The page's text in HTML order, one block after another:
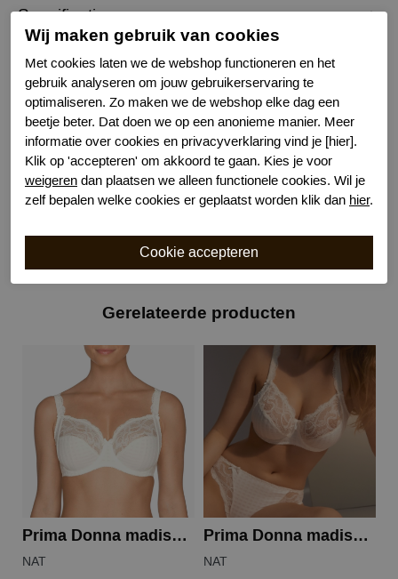
Specificaties
Merk
Prima Donna
Serie naam
Madison
Leveranciercode
0662125
Bestelcode
634401731
Kleur
Champagne
Wasvoorschrift
30 graden machinewas
Model
String
Gerelateerde producten
Prima Donna madison full cup wire bra
NAT
Prima Donna madison full cup wire bra
NAT
Wij maken gebruik van cookies
Met cookies laten we de webshop functioneren en het
gebruik analyseren om jouw gebruikerservaring te
optimaliseren. Zo maken we de webshop elke dag een
beetje beter. Dat doen we op een anonieme manier. Meer
informatie over cookies en privacyverklaring vind je [hier].
Klik op 'accepteren' om akkoord te gaan. Kies je voor
weigeren dan plaatsen we alleen functionele cookies. Wil je
zelf bepalen welke cookies er geplaatst worden klik dan hier.